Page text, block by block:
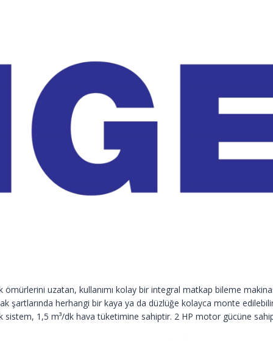
uzatan, kullanımı kolay bir integral matkap bileme
şartlarında herhangi bir kaya ya da düzlüğe kolayca monte
1,5 m³/dk hava tüketimine sahiptir. 2 HP motor gücüne sahip